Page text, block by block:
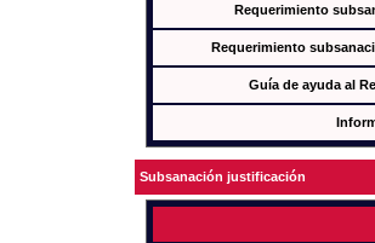
Requerimiento
Requerimiento
Guía de ayuda al
Subsanación justificación